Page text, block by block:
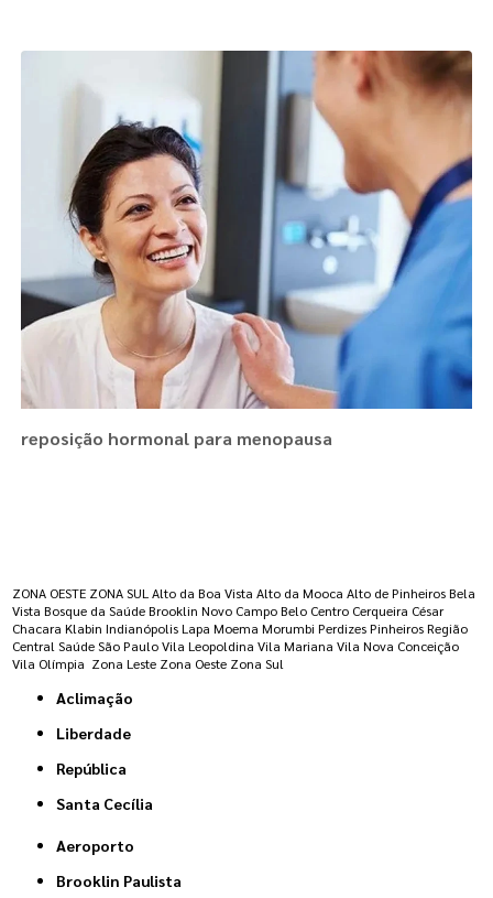
reposição hormonal para menopausa
ZONA OESTE ZONA SUL Alto da Boa Vista Alto da Mooca Alto de Pinheiros Bela
Vista Bosque da Saúde Brooklin Novo Campo Belo Centro Cerqueira César
Chacara Klabin Indianópolis Lapa Moema Morumbi Perdizes Pinheiros Região
Central Saúde São Paulo Vila Leopoldina Vila Mariana Vila Nova Conceição
Vila Olímpia Zona Leste Zona Oeste Zona Sul
Aclimação
Liberdade
República
Santa Cecília
Aeroporto
Brooklin Paulista